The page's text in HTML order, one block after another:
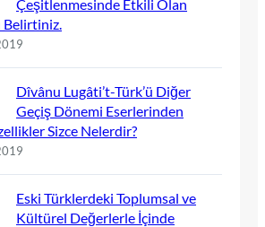
Çeşitlenmesinde Etkili Olan
Belirtiniz.
Dîvânu Lugâti’t-Türk’ü Diğer
Geçiş Dönemi Eserlerinden
Sizce Nelerdir?
Eski Türklerdeki Toplumsal ve
Kültürel Değerlerle İçinde